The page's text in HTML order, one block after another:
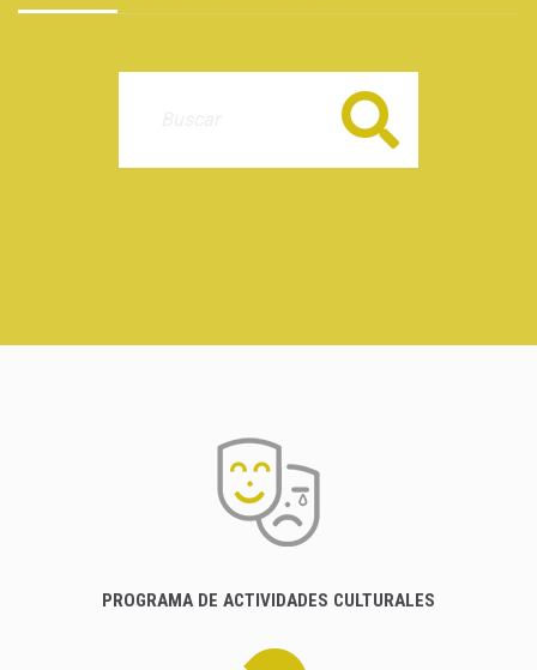
Buscar
PROGRAMA DE ACTIVIDADES CULTURALES